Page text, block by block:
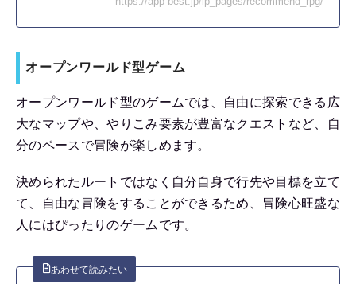
オープンワールド型ゲーム
オープンワールド型のゲームでは、自由に探索できる広
大なマップや、やりこみ要素が豊富なクエストなど、自
分のペースで冒険が楽しめます。
決められたルートではなく自分自身で行先や目標を立て
て、自由な冒険をすることができるため、冒険心旺盛な
人にはぴったりのゲームです。